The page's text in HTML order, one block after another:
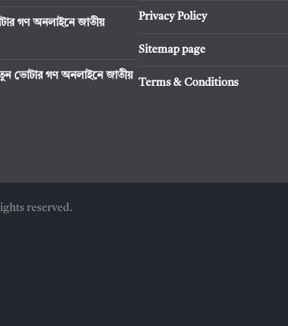
গণ অনলাইনে জাতীয়
ভোটার গণ অনলাইনে জাতীয়
Privacy Policy
Sitemap page
Terms & Conditions
reserved.